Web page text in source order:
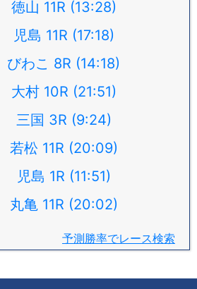
徳山 11R (13:28)
児島 11R (17:18)
びわこ 8R (14:18)
大村 10R (21:51)
三国 3R (9:24)
若松 11R (20:09)
児島 1R (11:51)
丸亀 11R (20:02)
予測勝率でレース検索